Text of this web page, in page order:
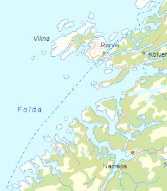
Oppe på snaufjellet
setervoller, og den idylliske
Vardan
. Slitne
her. Videre er det
mot Singsås.
Singsåssiste
før Trondheim, dersom
å besøke